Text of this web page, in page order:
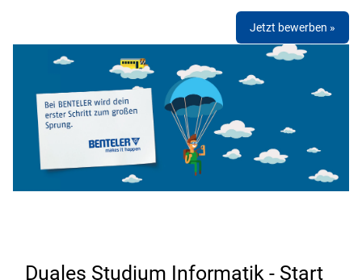
Jetzt bewerben »
Duales Studium Informatik - Start